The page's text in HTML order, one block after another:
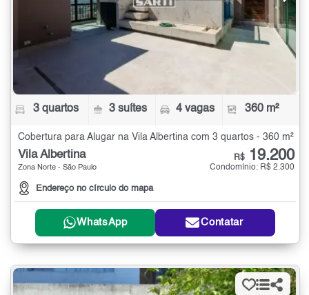
3 quartos 3 suítes 4 vagas 360 m²
Cobertura para Alugar na Vila Albertina com 3 quartos - 360 m²
Vila Albertina
Zona Norte - São Paulo
Endereço no círculo do mapa
R$ 19.200
Condomínio: R$ 2.300
WhatsApp Contatar